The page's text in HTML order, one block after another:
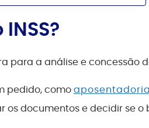
para a análise e concessão
pedido, comoaposentadoria
os documentos e decidir se